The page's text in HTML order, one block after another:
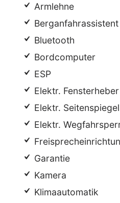
Armlehne
Berganfahrassistent
Bluetooth
Bordcomputer
ESP
Elektr. Fensterheber
Elektr. Seitenspiegel
Elektr.
Garantie
Kamera
Klimaautomatik